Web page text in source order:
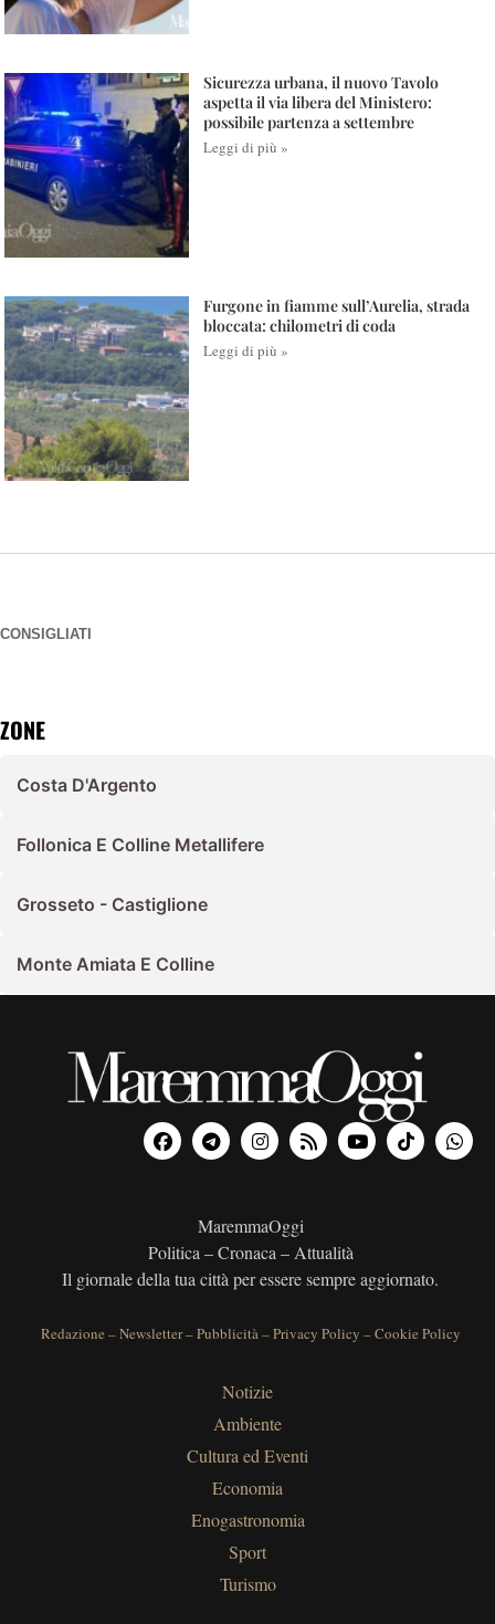
Sicurezza urbana, il nuovo Tavolo
aspetta il via libera del Ministero:
possibile partenza a settembre
Leggi di più »
Furgone in fiamme sull’Aurelia, strada
bloccata: chilometri di coda
Leggi di più »
CONSIGLIATI
ZONE
Costa D'Argento
Follonica E Colline Metallifere
Grosseto - Castiglione
Monte Amiata E Colline
MaremmaOggi
Politica – Cronaca – Attualità
Il giornale della tua città per essere sempre aggiornato.
Redazione –Newsletter–Pubblicità–Privacy Policy –Cookie Policy
Notizie
Ambiente
Cultura ed Eventi
Economia
Enogastronomia
Sport
Turismo